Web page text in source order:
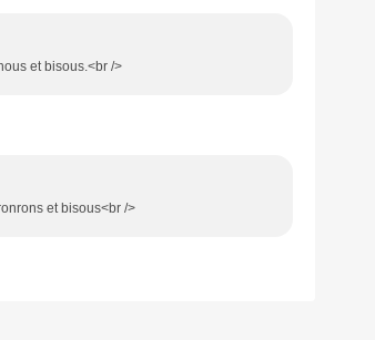
et bisous.<br />
et bisous<br />